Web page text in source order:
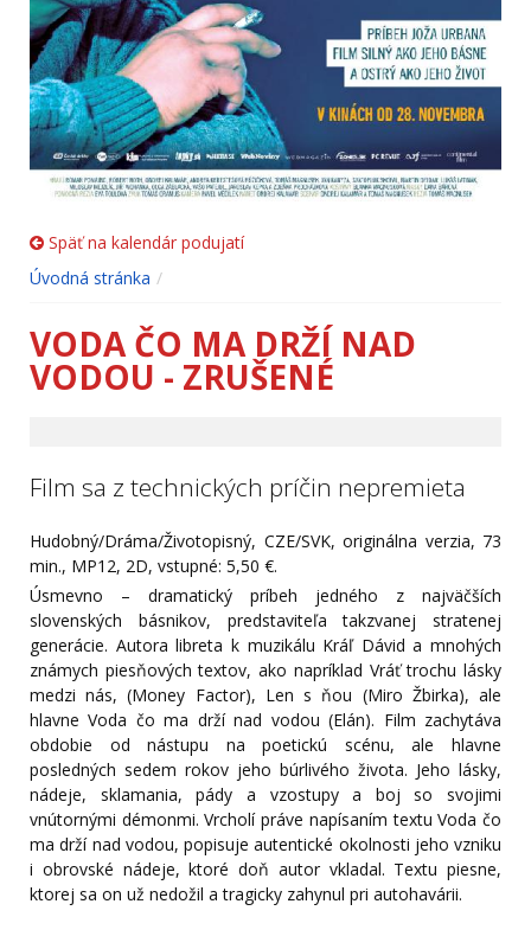
Späť na kalendár podujatí
Úvodná stránka
VODA ČO MA DRŽÍ NAD
VODOU - ZRUŠENÉ
Film sa z technických príčin nepremieta
Hudobný/Dráma/Životopisný, CZE/SVK, originálna verzia, 73
min., MP12, 2D, vstupné: 5,50 €.
Úsmevno – dramatický príbeh jedného z najväčších
slovenských básnikov, predstaviteľa takzvanej stratenej
generácie. Autora libreta k muzikálu Kráľ Dávid a mnohých
známych piesňových textov, ako napríklad Vráť trochu lásky
medzi nás, (Money Factor), Len s ňou (Miro Žbirka), ale
hlavne Voda čo ma drží nad vodou (Elán). Film zachytáva
obdobie od nástupu na poetickú scénu, ale hlavne
posledných sedem rokov jeho búrlivého života. Jeho lásky,
nádeje, sklamania, pády a vzostupy a boj so svojimi
vnútornými démonmi. Vrcholí práve napísaním textu Voda čo
ma drží nad vodou, popisuje autentické okolnosti jeho vzniku
i obrovské nádeje, ktoré doň autor vkladal. Textu piesne,
ktorej sa on už nedožil a tragicky zahynul pri autohavárii.